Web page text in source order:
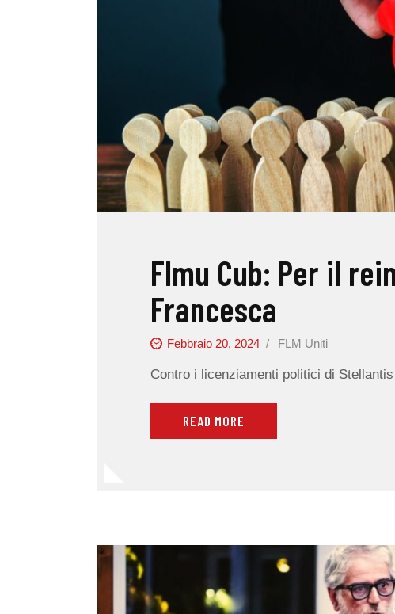
Flmu Cub: Per il
Francesca
Febbraio 20, 2024 FLM Uniti
Contro i licenziamenti politici di Stellantis
READ MORE